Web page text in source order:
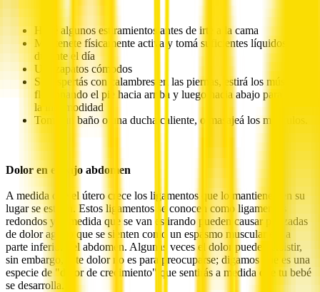
Hacé algunos estiramientos antes de irte a la cama
Mantenete físicamente activa y tomá suficientes líquidos
durante el día
Usá zapatos cómodos
Si despertás con calambres en las piernas, estirá los músculos
flexionando el pie hacia arriba y luego hacia abajo para aliviar
la incomodidad
Tomá un baño o una ducha caliente, o masajeá los músculos.
Dolor en el bajo abdomen
A medida que el útero crece los ligamentos que lo mantienen en su
lugar se estiran. Estos ligamentos se conocen como ligamentos
redondos y, a medida que se van estirando pueden causar punzadas
de dolor agudo que se sienten como un espasmo muscular en la
parte inferior del abdomen. Algunas veces el dolor puede persistir,
sin embargo, este dolor no es para preocuparse; digamos que es una
especie de "dolor de crecimiento" que sentirás a medida que tu bebé
se desarrolla.